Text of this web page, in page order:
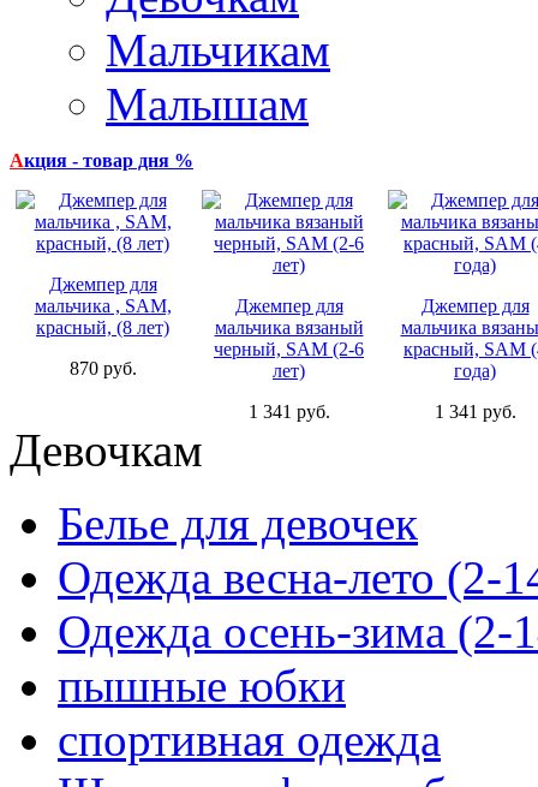
Мальчикам
Малышам
Акция - товар дня %
Джемпер для
мальчика , SAM,
красный, (8 лет)
870 руб.
Джемпер для
мальчика вязаный
черный, SAM (2-6
лет)
1 341 руб.
Джемпер для
мальчика
красный, SAM
года)
1 341 руб.
Девочкам
Белье для девочек
Одежда весна-лето (2-
Одежда осень-зима (2-
пышные юбки
спортивная одежда